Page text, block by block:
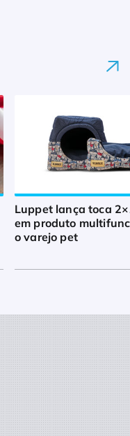
Luppet lança toca
em produto
o varejo pet